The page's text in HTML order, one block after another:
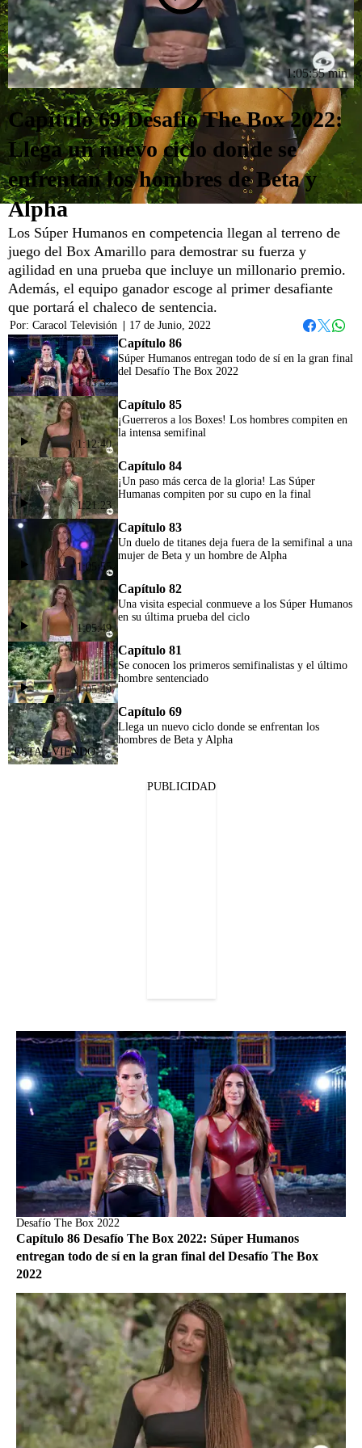
1:05:55 min
Capítulo 69 Desafío The Box 2022:
Llega un nuevo ciclo donde se
enfrentan los hombres de Beta y
Alpha
Los Súper Humanos en competencia llegan al terreno de
juego del Box Amarillo para demostrar su fuerza y
agilidad en una prueba que incluye un millonario premio.
Además, el equipo ganador escoge al primer desafiante
que portará el chaleco de sentencia.
Por: Caracol Televisión
17 de Junio, 2022
1:05:32
Capítulo 86
Súper Humanos entregan todo de sí en la gran final
del Desafío The Box 2022
1:12:40
Capítulo 85
¡Guerreros a los Boxes! Los hombres compiten en
la intensa semifinal
1:21:23
Capítulo 84
¡Un paso más cerca de la gloria! Las Súper
Humanas compiten por su cupo en la final
1:05:55
Capítulo 83
Un duelo de titanes deja fuera de la semifinal a una
mujer de Beta y un hombre de Alpha
1:05:49
Capítulo 82
Una visita especial conmueve a los Súper Humanos
en su última prueba del ciclo
1:05:49
Capítulo 81
Se conocen los primeros semifinalistas y el último
hombre sentenciado
Capítulo 69
Llega un nuevo ciclo donde se enfrentan los
hombres de Beta y Alpha
PUBLICIDAD
Desafío The Box 2022
Capítulo 86 Desafío The Box 2022: Súper Humanos
entregan todo de sí en la gran final del Desafío The Box
2022